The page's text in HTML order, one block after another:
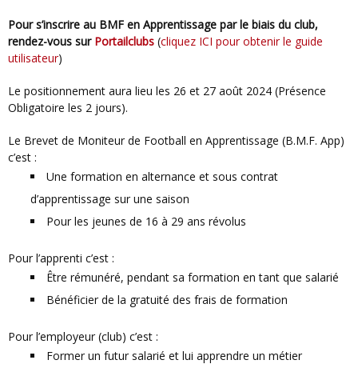
Pour s’inscrire au BMF en Apprentissage par le biais du club,
rendez-vous sur Portailclubs (cliquez ICI pour obtenir le guide
utilisateur)
Le positionnement aura lieu les 26 et 27 août 2024 (Présence
Obligatoire les 2 jours).
Le Brevet de Moniteur de Football en Apprentissage (B.M.F. App)
c’est :
Une formation en alternance et sous contrat
d’apprentissage sur une saison
Pour les jeunes de 16 à 29 ans révolus
Pour l’apprenti c’est :
Être rémunéré, pendant sa formation en tant que salarié
Bénéficier de la gratuité des frais de formation
Pour l’employeur (club) c’est :
Former un futur salarié et lui apprendre un métier